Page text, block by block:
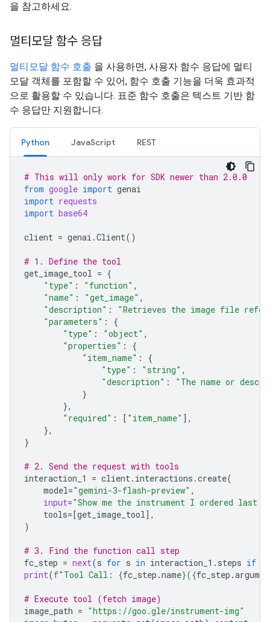
을 참고하세요.
멀티모달 함수 응답
멀티모달 함수 호출 을 사용하면, 사용자 함수 응답에 멀티
모달 객체를 포함할 수 있어, 함수 호출 기능을 더욱 효과적
으로 활용할 수 있습니다. 표준 함수 호출은 텍스트 기반 함
수 응답만 지원합니다.
Python JavaScript REST
# This will only work for SDK newer than 2.0.0
from google import genai
import requests
import base64
client = genai .Client()
# 1. Define the tool
get_image_tool = {
"type" : "function" ,
"name" : "get_image" ,
"description" :
"Retrieves the image file
"parameters" :
{
"type" : "object" ,
"properties" :
{
"item_name" :
{
"type" : "string" ,
"description" :
"The name or
}
},
"required" : [ "item_name" ],
},
}
# 2. Send the request with tools
interaction_1
= client. interactions .create(
model="gemini-3-flash-preview" ,
input="Show me the instrument I ordered last
tools=[get_image_tool],
)
# 3. Find the function call step
fc_step = next(s for s in interaction_1 . steps if
print(f"Tool Call: {fc_step .name}({fc_step .
# Execute tool (fetch image)
image_path = "https://goo.gle/instrument-img"